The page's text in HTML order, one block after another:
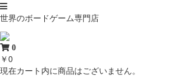
世界のボードゲーム専門店
0
￥0
現在カート内に商品はございません。